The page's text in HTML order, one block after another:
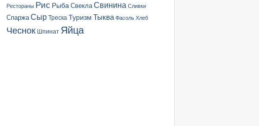
Рестораны Рис Рыба Свекла Свинина Сливки
Спаржа Сыр Треска Туризм Тыква Фасоль Хлеб
Чеснок Шпинат Яйца